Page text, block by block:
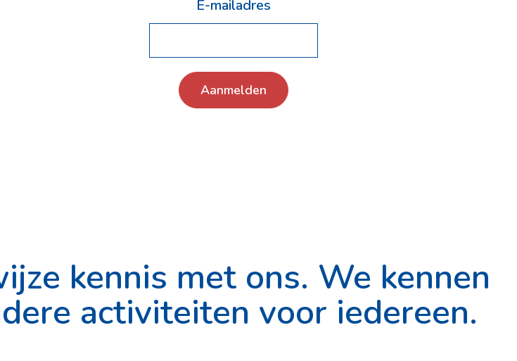
E-mailadres
Aanmelden
kennis met ons. We kennen
activiteiten voor iedereen.